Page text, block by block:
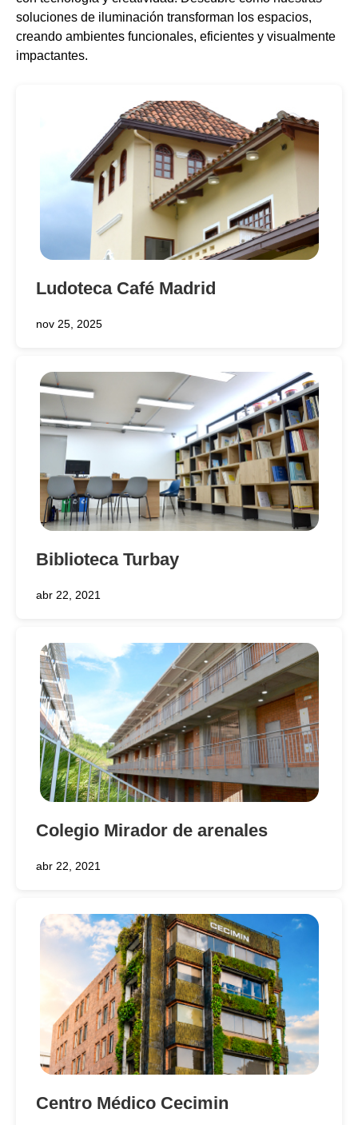
soluciones de iluminación transforman los espacios,
creando ambientes funcionales, eficientes y visualmente
impactantes.
Ludoteca Café Madrid
nov 25, 2025
Biblioteca Turbay
abr 22, 2021
Colegio Mirador de arenales
abr 22, 2021
Centro Médico Cecimin